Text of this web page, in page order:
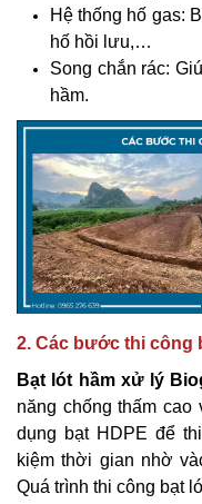
Hệ thống hố gas:
hố hồi lưu,…
Song chắn rác:
hầm.
2. Các bước thi công
Bạt lót hầm xử lý
năng chống thấm
dụng bạt HDPE để
kiệm thời gian nhờ
Quá trình thi công bạt